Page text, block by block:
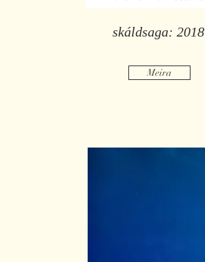
skáldsaga: 2018
Meira